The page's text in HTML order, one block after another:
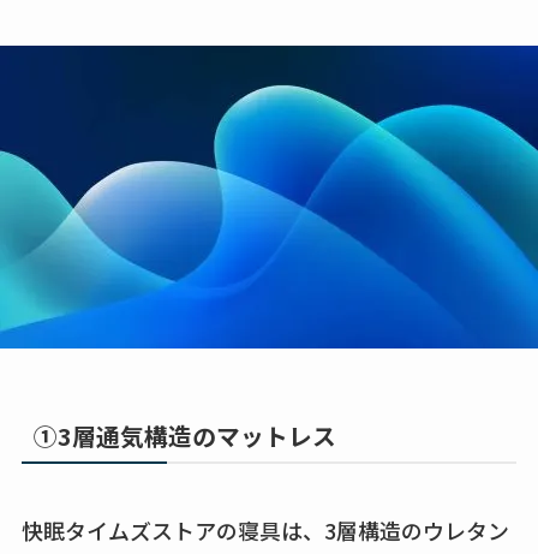
①3層通気構造のマットレス
快眠タイムズストアの寝具は、3層構造のウレタン